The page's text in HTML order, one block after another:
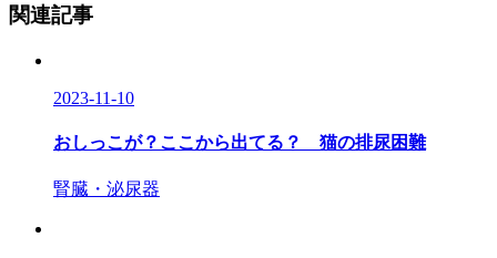
関連記事
2023-11-10
おしっこが？ここから出てる？ 猫の排尿困難
腎臓・泌尿器